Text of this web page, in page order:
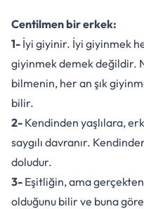
Centilmen bir erkek:
1- İyi giyinir. İyi giyinmek
giyinmek demek değildir.
bilmenin, her an şık
bilir.
2- Kendinden yaşlılara,
saygılı davranır.
doludur.
3- Eşitliğin, ama
olduğunu bilir ve buna